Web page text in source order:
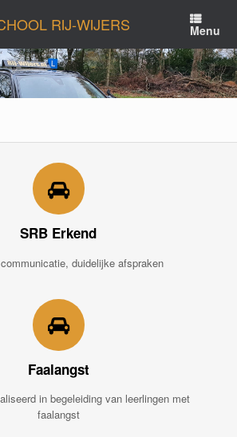
RIJ-WIJERS Menu
SRB Erkend
duidelijke afspraken
Faalangst
in begeleiding van leerlingen met
faalangst